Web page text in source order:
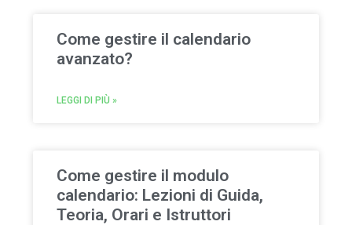
Come gestire il calendario
avanzato?
LEGGI DI PIÙ »
Come gestire il modulo
calendario: Lezioni di Guida,
Teoria, Orari e Istruttori